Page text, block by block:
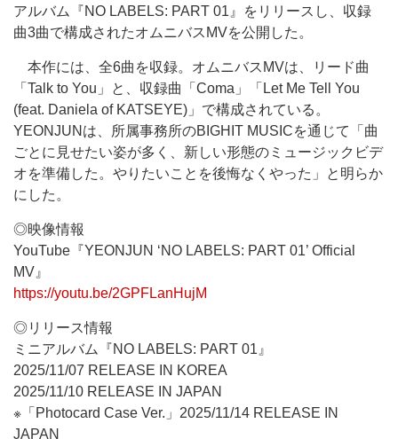
アルバム『NO LABELS: PART 01』をリリースし、収録
曲3曲で構成されたオムニバスMVを公開した。
本作には、全6曲を収録。オムニバスMVは、リード曲
「Talk to You」と、収録曲「Coma」「Let Me Tell You
(feat. Daniela of KATSEYE)」で構成されている。
YEONJUNは、所属事務所のBIGHIT MUSICを通じて「曲
ごとに見せたい姿が多く、新しい形態のミュージックビデ
オを準備した。やりたいことを後悔なくやった」と明らか
にした。
◎映像情報
YouTube『YEONJUN ‘NO LABELS: PART 01’ Official
MV』
https://youtu.be/2GPFLanHujM
◎リリース情報
ミニアルバム『NO LABELS: PART 01』
2025/11/07 RELEASE IN KOREA
2025/11/10 RELEASE IN JAPAN
※「Photocard Case Ver.」2025/11/14 RELEASE IN
JAPAN